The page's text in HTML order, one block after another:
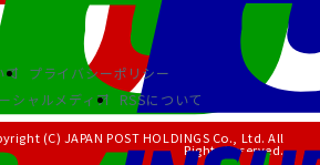
て
プライバシーポリシー
シャルメディア RSSについて
(C) JAPAN POST HOLDINGS Co., Ltd. All
Rights Reserved.